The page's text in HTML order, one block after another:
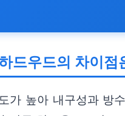
드우드의 차이점
가 높아 내구성과 방